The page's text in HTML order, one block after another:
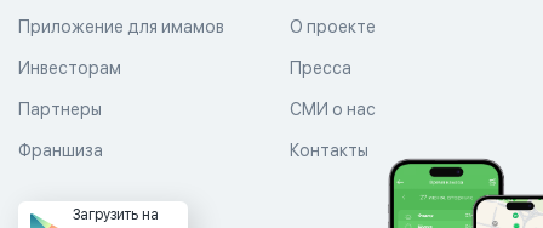
Приложение для имамов О проекте
Пресса
СМИ о нас
Контакты
Инвесторам
Партнеры
Франшиза
Загрузить на